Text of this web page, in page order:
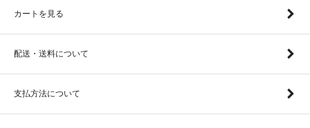
カートを見る
配送・送料について
支払方法について